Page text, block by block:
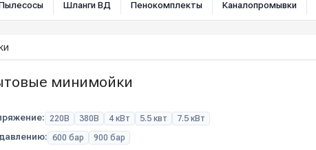
Шланги ВД Пенокомплекты Каналопромывки
минимойки
220В 380В 4 кВт 5.5 квт 7.5 кВт
600 бар 900 бар